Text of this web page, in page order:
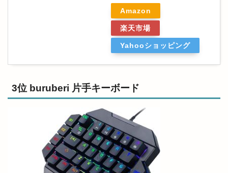
Amazon
楽天市場
Yahooショッピング
3位 buruberi 片手キーボード